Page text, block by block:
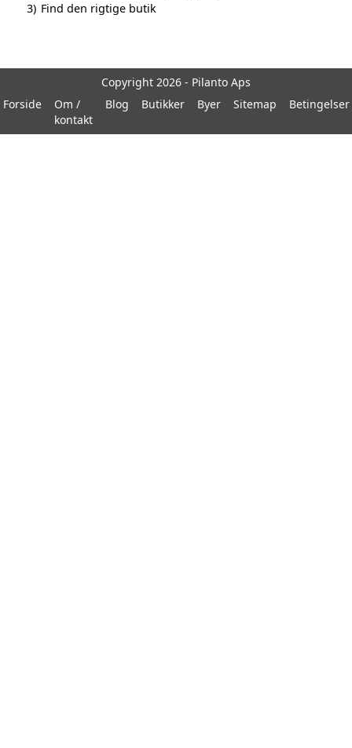
3) Find den rigtige butik
Copyright 2026 - Pilanto Aps
Forside
Om /
kontakt
Blog Butikker Byer Sitemap Betingelser